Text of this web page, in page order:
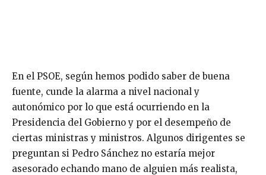
En el PSOE, según hemos podido saber de buena
fuente, cunde la alarma a nivel nacional y
autonómico por lo que está ocurriendo en la
Presidencia del Gobierno y por el desempeño de
ciertas ministras y ministros. Algunos dirigentes se
preguntan si Pedro Sánchez no estaría mejor
asesorado echando mano de alguien más realista,